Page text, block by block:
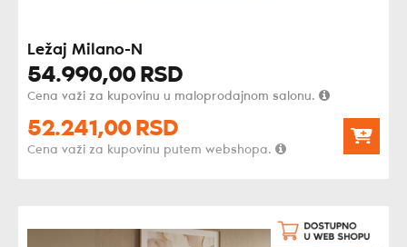
Ležaj Milano-N
54.990,00 RSD
Cena važi za kupovinu u maloprodajnom salonu.
52.241,00 RSD
Cena važi za kupovinu putem webshopa.